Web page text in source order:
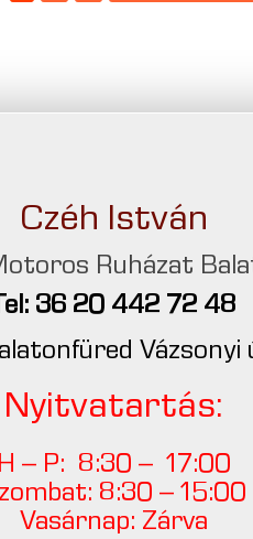
Czéh István
Ruházat
36 20 442 72 48
Vázsonyi
Nyitvatartás:
H – P: 8:30 – 17:00
8:30 – 15:00
Vasárnap: Zárva